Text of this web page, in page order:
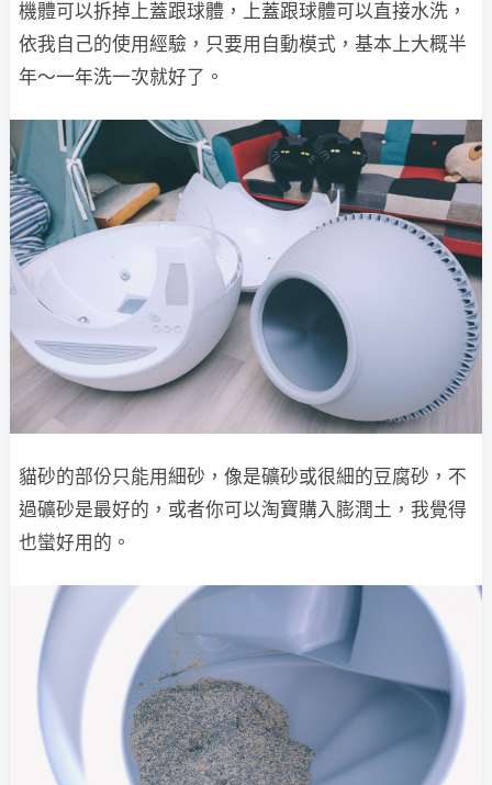
機體可以拆掉上蓋跟球體，上蓋跟球體可以直接水洗，
依我自己的使用經驗，只要用自動模式，基本上大概半
年～一年洗一次就好了。
貓砂的部份只能用細砂，像是礦砂或很細的豆腐砂，不
過礦砂是最好的，或者你可以淘寶購入膨潤土，我覺得
也蠻好用的。